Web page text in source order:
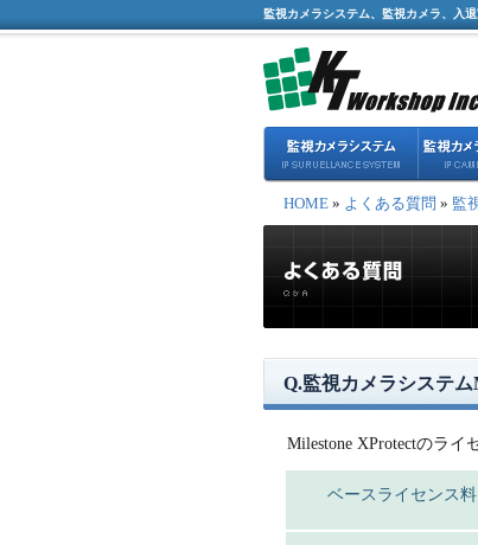
監視カメラシステム、監視カメラ、入
HOME » よくある質問 » 監
Q.監視カメラシステ
Milestone XProtectのラ
ベースライセンス料